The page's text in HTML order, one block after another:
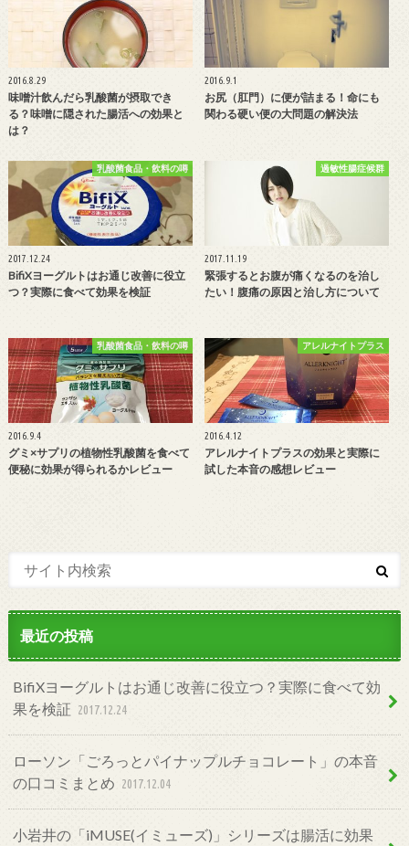
2016.8.29
味噌汁飲んだら乳酸菌が摂取でき
る？味噌に隠された腸活への効果と
は？
2016.9.1
お尻（肛門）に便が詰まる！命にも
関わる硬い便の大問題の解決法
乳酸菌食品・飲料の噂
2017.12.24
BifiXヨーグルトはお通じ改善に役立
つ？実際に食べて効果を検証
過敏性腸症候群
2017.11.19
緊張するとお腹が痛くなるのを治し
たい！腹痛の原因と治し方について
乳酸菌食品・飲料の噂
2016.9.4
グミ×サプリの植物性乳酸菌を食べて
便秘に効果が得られるかレビュー
アレルナイトプラス
2016.4.12
アレルナイトプラスの効果と実際に
試した本音の感想レビュー
最近の投稿
BifiXヨーグルトはお通じ改善に役立つ？実際に食べて効
果を検証 2017.12.24
ローソン「ごろっとパイナップルチョコレート」の本音
の口コミまとめ 2017.12.04
小岩井の「iMUSE(イミューズ)」シリーズは腸活に効果